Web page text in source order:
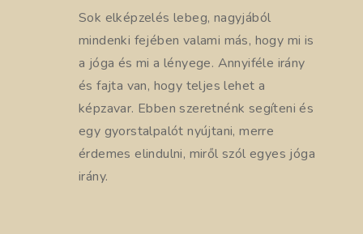
Sok elképzelés lebeg, nagyjából
mindenki fejében valami más, hogy mi is
a jóga és mi a lényege. Annyiféle irány
és fajta van, hogy teljes lehet a
képzavar. Ebben szeretnénk segíteni és
egy gyorstalpalót nyújtani, merre
érdemes elindulni, miről szól egyes jóga
irány.